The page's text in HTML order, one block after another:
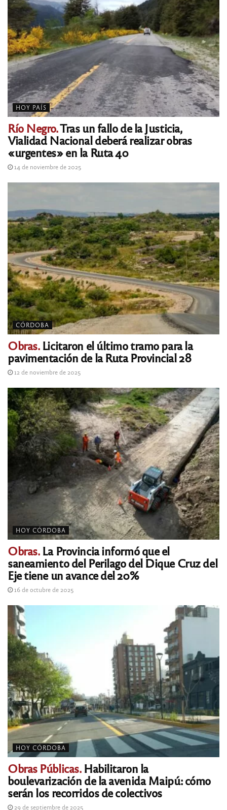
HOY PAÍS
Río Negro.Tras un fallo de la Justicia,
Vialidad Nacional deberá realizar obras
«urgentes» en la Ruta 40
14 de noviembre de 2025
CÓRDOBA
Obras.Licitaron el último tramo para la
pavimentación de la Ruta Provincial 28
12 de noviembre de 2025
HOY CÓRDOBA
Obras.La Provincia informó que el
saneamiento del Perilago del Dique Cruz del
Eje tiene un avance del 20%
16 de octubre de 2025
HOY CÓRDOBA
Obras Públicas.Habilitaron la
boulevarización de la avenida Maipú: cómo
serán los recorridos de colectivos
29 de septiembre de 2025